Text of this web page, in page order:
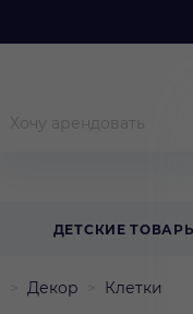
ДЕТСКИЕ
Декор Клетки